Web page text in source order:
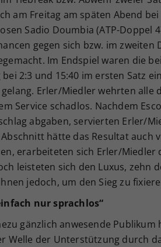
am Freitag am späten Abend
Sadio Doumbia (ATP-Doppel
gegen sich bzw. im zweiten
Im Endspiel waren die
2:3 und 15:40 im ersten Satz
Erler/Miedler wehrten alle
Service schadlos. Nachdem
abgaben, servierten Erler/
hätte das Resultat auch
erarbeiteten sich Erler/Miedler
leisteten sich den Luxus, zehn
jedoch, um den Sieg zu
nur sprachlos“
gänzlich anwesende
Welle der Unterstützung durch